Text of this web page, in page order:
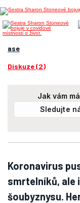
ase
Diskuze (2)
Jak vám
Sledujte
Koronavirus
smrtelníků, ale
šoubyznysu.